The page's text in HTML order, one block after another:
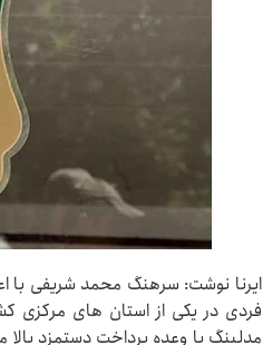
ایرنا نوشت: سرهنگ محمد شریفی با
فردی در یکی از استان های مرکزی
مدلینگ با وعده پرداخت دستمزد